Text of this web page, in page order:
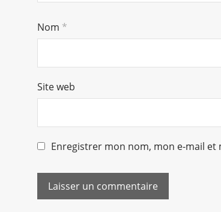
Nom *
Site web
Enregistrer mon nom, mon e-mail